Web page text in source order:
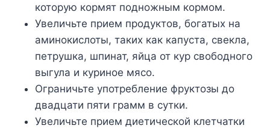
которую кормят подножным кормом.
Увеличьте прием продуктов, богатых на
аминокислоты, таких как капуста, свекла,
петрушка, шпинат, яйца от кур свободного
выгула и куриное мясо.
Ограничьте употребление фруктозы до
двадцати пяти грамм в сутки.
Увеличьте прием диетической клетчатки